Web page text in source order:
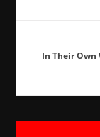
In Their Own